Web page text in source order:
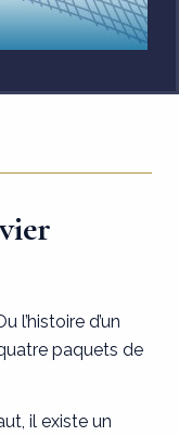
l’histoire d’un
paquets de
il existe un